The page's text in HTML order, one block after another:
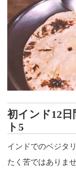
初インド12
ト5
インドでのベジタ
たく苦ではありま